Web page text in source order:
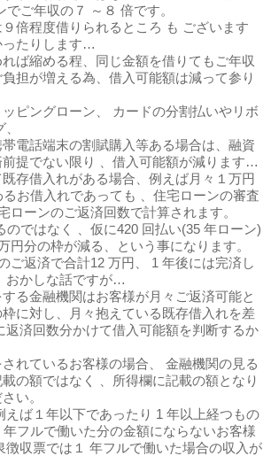
でご年収の７ ～８ 倍です。
倍程度借りられるところ も ございます
ったりします…
ば縮める程、同じ金額を借りてもご年収
担が増える為、借入可能額は減って参り
ピングローン、 カードの分割払いやリボ
電話端末の割賦購入等ある場合は、融資
前提でない限り 、借入可能額が減ります…
存借入れがある場合、例えば月々１万円
お借入れであっても 、住宅ローンの審査
ローンのご返済回数で計算されます。
のではなく 、仮に420 回払い(35 年ローン)
円分の枠が減る、という事になります。
ご返済で合計12 万円、 1 年後には完済し
おかしな話ですが…
る金融機関はお客様が月々ご返済可能と
に対し、月々抱えている既存借入れを差
返済回数分かけて借入可能額を判断するか
れているお客様の場合、 金融機関の見る
の額ではなく 、所得欄に記載の額となり
い。
えば１年以下であったり 1 年以上経つもの
フルで働いた分の金額にならないお客様
徴収票では１ 年フルで働いた場合の収入が